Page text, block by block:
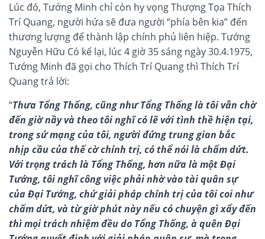
Lúc đó, Tướng Minh chỉ còn hy vọng Thượng Tọa Thích
Trí Quang, người hứa sẽ đưa người “phía bên kia” đến
thương lượng để thành lập chính phủ liên hiệp. Tướng
Nguyễn Hữu Có kể lại, lúc 4 giờ 35 sáng ngày 30.4.1975,
Tướng Minh đã gọi cho Thích Trí Quang thì Thích Trí
Quang trả lời:
“Thưa Tổng Thống, cũng như Tổng Thống là tôi vẫn chờ
đến giờ nầy và theo tôi nghĩ có lẽ với tình thề hiện tại,
trong sứ mạng của tôi, người đứng trung gian bắc
nhịp cầu của thế cờ chính trị, có thể nói là chấm dứt.
Với trọng trách là Tổng Thống, hơn nữa là một Đại
Tướng, tôi nghĩ công việc phải nhờ vào tài quân sự
của Đại Tướng, chứ giải pháp chính trị của tôi coi như
chấm dứt, và từ giờ phút này nếu có chuyện gì xẩy đến
thì mọi trách nhiệm đều do Tổng Thống, à quên Đại